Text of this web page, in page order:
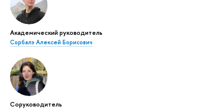
Академический руководитель
Сорбалэ Алексей Борисович
Соруководитель